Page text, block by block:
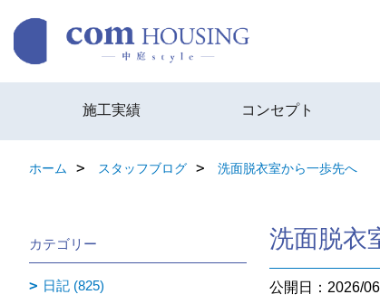
施工実績 コンセプト
ホーム スタッフブログ 洗面脱衣室から一歩先へ
洗面脱衣
公開日：2026/
カテゴリー
日記 (825)